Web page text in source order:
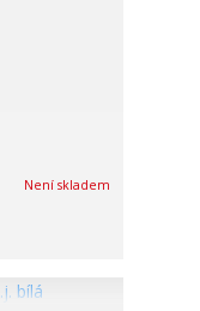
Není skladem